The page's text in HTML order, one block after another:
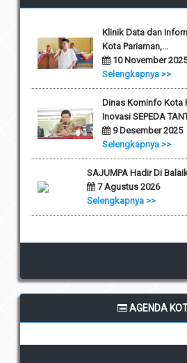
Klinik Data dan
Kota Pariaman,...
10 November 2025
Selengkapnya >>
Dinas Kominfo Kota
Inovasi SEPEDA
9 Desember 2025
Selengkapnya >>
SAJUMPA Hadir Di
7 Agustus 2026
Selengkapnya >>
AGENDA